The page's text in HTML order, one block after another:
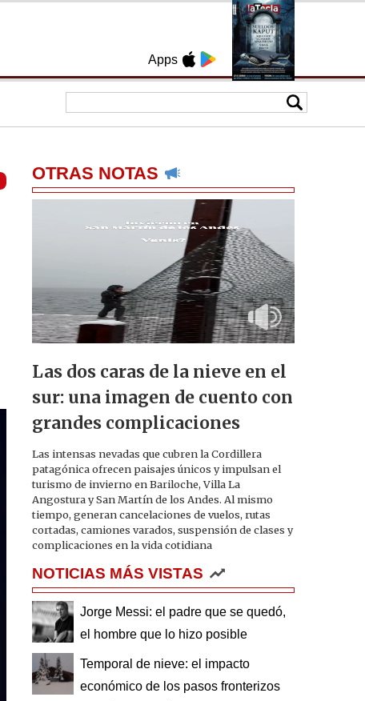
Apps
OTRAS NOTAS
Las dos caras de la nieve en el
sur: una imagen de cuento con
grandes complicaciones
Las intensas nevadas que cubren la Cordillera
patagónica ofrecen paisajes únicos y impulsan el
turismo de invierno en Bariloche, Villa La
Angostura y San Martín de los Andes. Al mismo
tiempo, generan cancelaciones de vuelos, rutas
cortadas, camiones varados, suspensión de clases y
complicaciones en la vida cotidiana
NOTICIAS MÁS VISTAS
Jorge Messi: el padre que se quedó,
el hombre que lo hizo posible
Temporal de nieve: el impacto
económico de los pasos fronterizos